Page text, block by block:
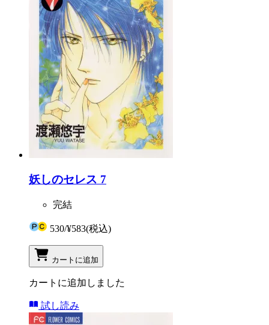
妖しのセレス 7
完結
530/¥583(税込)
カートに追加
カートに追加しました
試し読み